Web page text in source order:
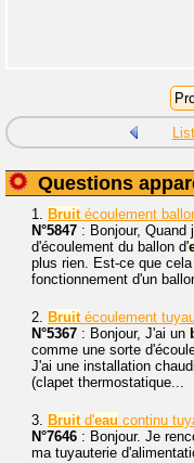
Questions
1. Bruitécoulement
N°5847 : Bonjour, Quand
d'écoulement du ballon d'
plus rien. Est-ce que
fonctionnement d'un
2. Bruitécoulement
N°5367 : Bonjour, J'ai un
comme une sorte
J'ai une installation
(clapet thermostatique...
3. Bruitd'eau continu
N°7646 : Bonjour. Je
ma tuyauterie